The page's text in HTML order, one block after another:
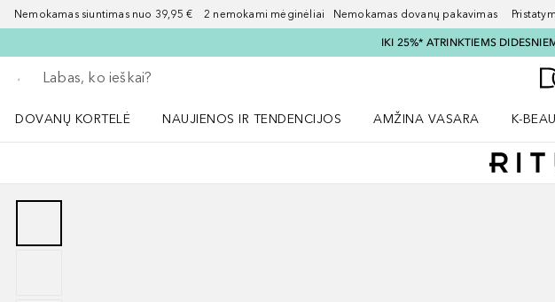
Nemokamas siuntimas nuo 39,95 € 2 nemokami mėginėliai Nemokamas dovanų pakavimas
IKI 25%* ATRINKTIEMS
Grįžk atgal
Vykdykite paiešką
DOVANŲ KORTELĖ
NAUJIENOS IR TENDENCIJOS
AMŽINA VASARA
K-